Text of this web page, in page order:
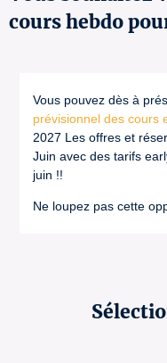
cours hebdo
Vous pouvez dès à
prévisionnel des cours
2027 Les offres et
Juin avec des tarifs
juin !!
Ne loupez pas cette